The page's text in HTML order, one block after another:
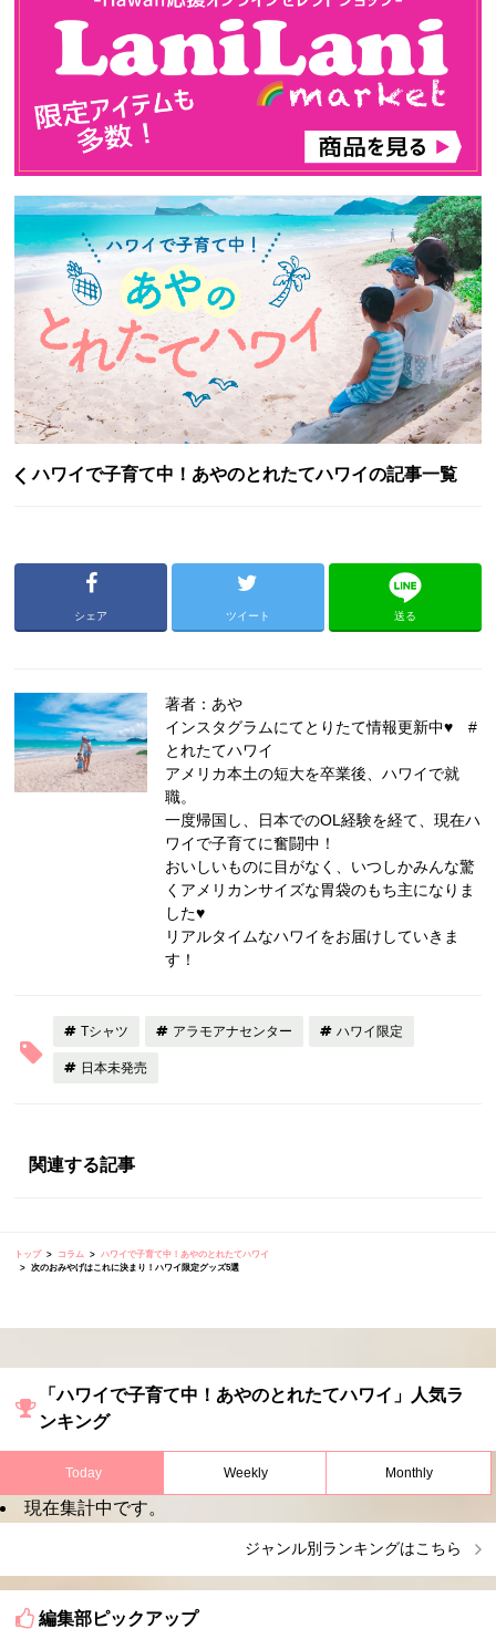
ハワイで子育て中！あやのとれたてハワイの記事一覧
シェア ツイート 送る
著者：あや
インスタグラムにてとりたて情報更新中♥ #
とれたてハワイ
アメリカ本土の短大を卒業後、ハワイで就
職。
一度帰国し、日本でのOL経験を経て、現在ハ
ワイで子育てに奮闘中！
おいしいものに目がなく、いつしかみんな驚
くアメリカンサイズな胃袋のもち主になりま
した♥
リアルタイムなハワイをお届けしていきま
す！
Tシャツ アラモアナセンター ハワイ限定
日本未発売
関連する記事
トップ コラム
ハワイで子育て中！あやのとれたてハワイ
次のおみやげはこれに決まり！ハワイ限定グッズ5選
「ハワイで子育て中！あやのとれたてハワイ」人気ラ
ンキング
Today Weekly Monthly
現在集計中です。
ジャンル別ランキングはこちら
編集部ピックアップ